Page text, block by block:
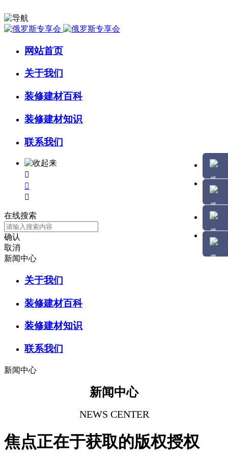
网站首页
关于我们
装修建材百科
装修建材知识
联系我们



在线搜索
确认
取消
新闻中心
关于我们
装修建材百科
装修建材知识
联系我们
新闻中心
新闻中心
NEWS CENTER
焦点正在于获取的版权授权